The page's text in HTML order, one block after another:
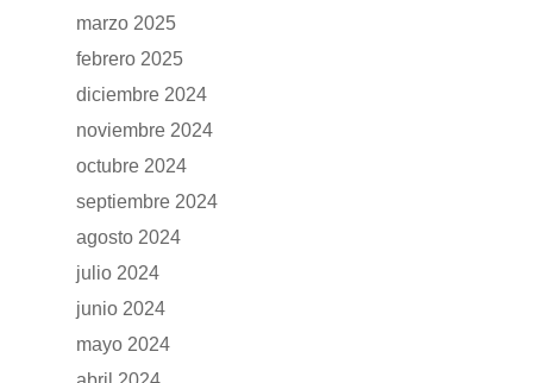
marzo 2025
febrero 2025
diciembre 2024
noviembre 2024
octubre 2024
septiembre 2024
agosto 2024
julio 2024
junio 2024
mayo 2024